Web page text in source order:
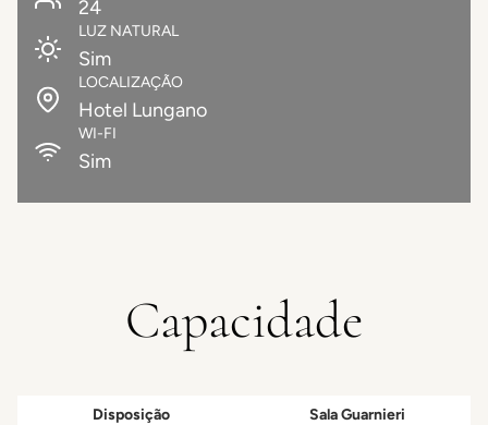
24
LUZ NATURAL
Sim
LOCALIZAÇÃO
Hotel Lungano
WI-FI
Sim
Capacidade
Disposição Sala Guarnieri